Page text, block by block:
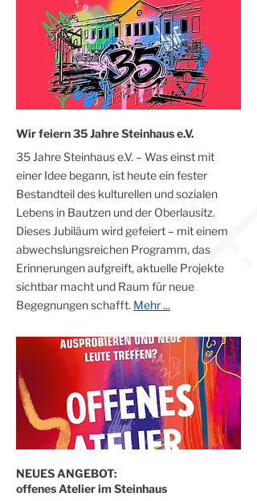
Wir feiern 35 Jahre Steinhaus e.V.
35 Jahre Steinhaus e.V. – Was einst mit
einer Idee begann, ist heute ein fester
Bestandteil des kulturellen und sozialen
Lebens in Bautzen und der Oberlausitz.
Dieses Jubiläum wird gefeiert – mit einem
abwechslungsreichen Programm, das
Erinnerungen aufgreift, aktuelle Projekte
sichtbar macht und Raum für neue
Begegnungen schafft. Mehr ...
NEUES ANGEBOT:
offenes Atelier im Steinhaus